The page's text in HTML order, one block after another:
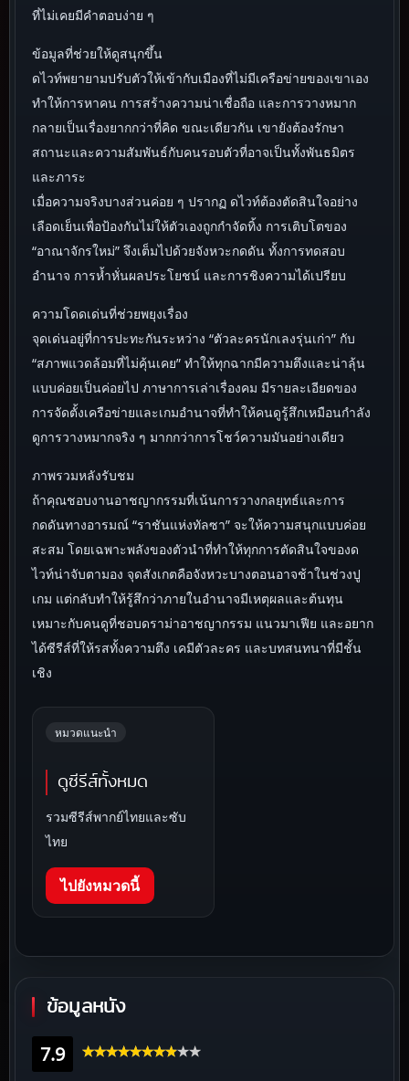
ที่ไม่เคยมีคำตอบง่าย ๆ
ข้อมูลที่ช่วยให้ดูสนุกขึ้น
ดไวท์พยายามปรับตัวให้เข้ากับเมืองที่ไม่มีเครือข่ายของเขาเอง
ทำให้การหาคน การสร้างความน่าเชื่อถือ และการวางหมาก
กลายเป็นเรื่องยากกว่าที่คิด ขณะเดียวกัน เขายังต้องรักษา
สถานะและความสัมพันธ์กับคนรอบตัวที่อาจเป็นทั้งพันธมิตร
และภาระ
เมื่อความจริงบางส่วนค่อย ๆ ปรากฏ ดไวท์ต้องตัดสินใจอย่าง
เลือดเย็นเพื่อป้องกันไม่ให้ตัวเองถูกกำจัดทิ้ง การเติบโตของ
“อาณาจักรใหม่” จึงเต็มไปด้วยจังหวะกดดัน ทั้งการทดสอบ
อำนาจ การห้ำหั่นผลประโยชน์ และการชิงความได้เปรียบ
ความโดดเด่นที่ช่วยพยุงเรื่อง
จุดเด่นอยู่ที่การปะทะกันระหว่าง “ตัวละครนักเลงรุ่นเก่า” กับ
“สภาพแวดล้อมที่ไม่คุ้นเคย” ทำให้ทุกฉากมีความตึงและน่าลุ้น
แบบค่อยเป็นค่อยไป ภาษาการเล่าเรื่องคม มีรายละเอียดของ
การจัดตั้งเครือข่ายและเกมอำนาจที่ทำให้คนดูรู้สึกเหมือนกำลัง
ดูการวางหมากจริง ๆ มากกว่าการโชว์ความมันอย่างเดียว
ภาพรวมหลังรับชม
ถ้าคุณชอบงานอาชญากรรมที่เน้นการวางกลยุทธ์และการ
กดดันทางอารมณ์ “ราชันแห่งทัลซา” จะให้ความสนุกแบบค่อย
สะสม โดยเฉพาะพลังของตัวนำที่ทำให้ทุกการตัดสินใจของด
ไวท์น่าจับตามอง จุดสังเกตคือจังหวะบางตอนอาจช้าในช่วงปู
เกม แต่กลับทำให้รู้สึกว่าภายในอำนาจมีเหตุผลและต้นทุน
เหมาะกับคนดูที่ชอบดราม่าอาชญากรรม แนวมาเฟีย และอยาก
ได้ซีรีส์ที่ให้รสทั้งความตึง เคมีตัวละคร และบทสนทนาที่มีชั้น
เชิง
หมวดแนะนำ
ดูซีรีส์ทั้งหมด
รวมซีรีส์พากย์ไทยและซับ
ไทย
ไปยังหมวดนี้
ข้อมูลหนัง
7.9